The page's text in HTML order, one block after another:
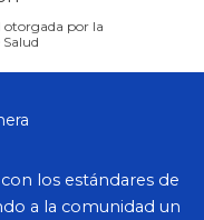
otorgada por la
los estándares de
a la comunidad un